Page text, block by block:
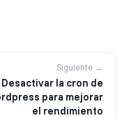
Siguiente →
Desactivar la cron de
para mejorar
el rendimiento